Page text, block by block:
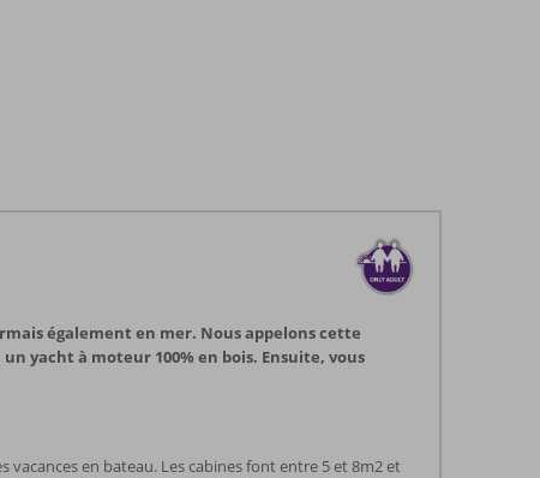
également en mer. Nous appelons cette
yacht à moteur 100% en bois. Ensuite, vous
en bateau. Les cabines font entre 5 et 8m2 et